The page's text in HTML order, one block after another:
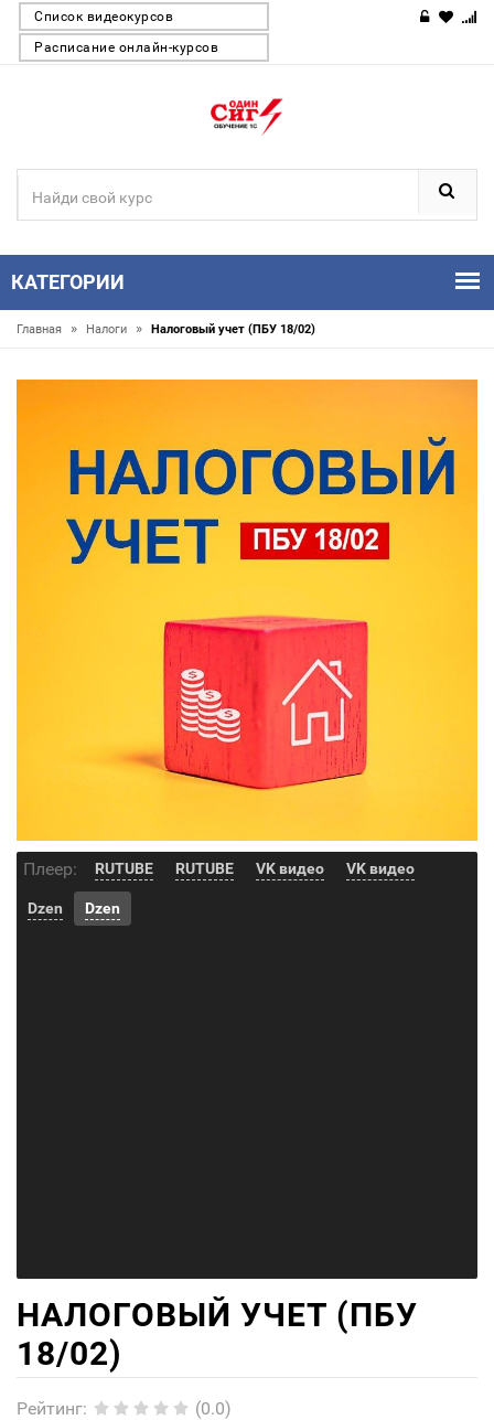
Список видеокурсов
Расписание онлайн-курсов
КАТЕГОРИИ
Главная » Налоги » Налоговый учет (ПБУ 18/02)
Плеер: RUTUBE RUTUBE VK видео VK видео
Dzen Dzen
НАЛОГОВЫЙ УЧЕТ (ПБУ
18/02)
Рейтинг: (0.0)